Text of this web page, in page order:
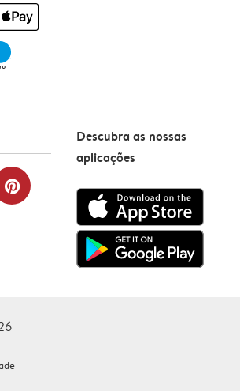
pinterest
Descubra as nossas
aplicações